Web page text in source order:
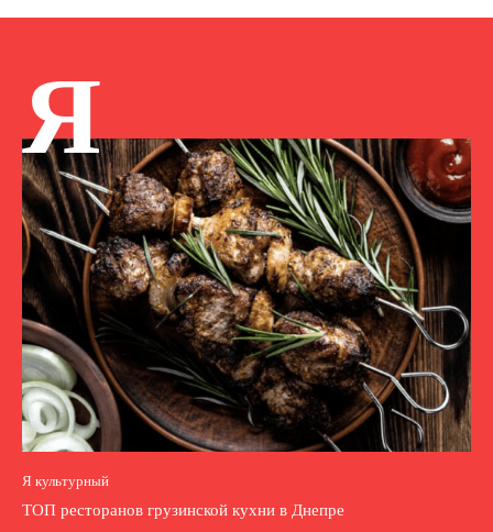
Я
Я культурный
ТОП ресторанов грузинской кухни в Днепре